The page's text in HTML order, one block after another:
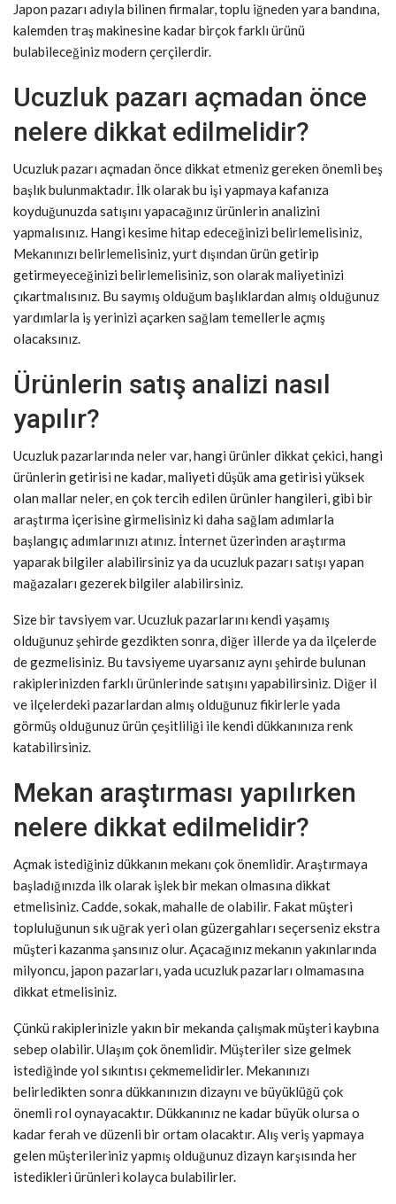
Japon pazarı adıyla bilinen firmalar, toplu iğneden yara bandına,
kalemden traş makinesine kadar birçok farklı ürünü
bulabileceğiniz modern çerçilerdir.
Ucuzluk pazarı açmadan önce
nelere dikkat edilmelidir?
Ucuzluk pazarı açmadan önce dikkat etmeniz gereken önemli beş
başlık bulunmaktadır. İlk olarak bu işi yapmaya kafanıza
koyduğunuzda satışını yapacağınız ürünlerin analizini
yapmalısınız. Hangi kesime hitap edeceğinizi belirlemelisiniz,
Mekanınızı belirlemelisiniz, yurt dışından ürün getirip
getirmeyeceğinizi belirlemelisiniz, son olarak maliyetinizi
çıkartmalısınız. Bu saymış olduğum başlıklardan almış olduğunuz
yardımlarla iş yerinizi açarken sağlam temellerle açmış
olacaksınız.
Ürünlerin satış analizi nasıl
yapılır?
Ucuzluk pazarlarında neler var, hangi ürünler dikkat çekici, hangi
ürünlerin getirisi ne kadar, maliyeti düşük ama getirisi yüksek
olan mallar neler, en çok tercih edilen ürünler hangileri, gibi bir
araştırma içerisine girmelisiniz ki daha sağlam adımlarla
başlangıç adımlarınızı atınız. İnternet üzerinden araştırma
yaparak bilgiler alabilirsiniz ya da ucuzluk pazarı satışı yapan
mağazaları gezerek bilgiler alabilirsiniz.
Size bir tavsiyem var. Ucuzluk pazarlarını kendi yaşamış
olduğunuz şehirde gezdikten sonra, diğer illerde ya da ilçelerde
de gezmelisiniz. Bu tavsiyeme uyarsanız aynı şehirde bulunan
rakiplerinizden farklı ürünlerinde satışını yapabilirsiniz. Diğer il
ve ilçelerdeki pazarlardan almış olduğunuz fikirlerle yada
görmüş olduğunuz ürün çeşitliliği ile kendi dükkanınıza renk
katabilirsiniz.
Mekan araştırması yapılırken
nelere dikkat edilmelidir?
Açmak istediğiniz dükkanın mekanı çok önemlidir. Araştırmaya
başladığınızda ilk olarak işlek bir mekan olmasına dikkat
etmelisiniz. Cadde, sokak, mahalle de olabilir. Fakat müşteri
topluluğunun sık uğrak yeri olan güzergahları seçerseniz ekstra
müşteri kazanma şansınız olur. Açacağınız mekanın yakınlarında
milyoncu, japon pazarları, yada ucuzluk pazarları olmamasına
dikkat etmelisiniz.
Çünkü rakiplerinizle yakın bir mekanda çalışmak müşteri kaybına
sebep olabilir. Ulaşım çok önemlidir. Müşteriler size gelmek
istediğinde yol sıkıntısı çekmemelidirler. Mekanınızı
belirledikten sonra dükkanınızın dizaynı ve büyüklüğü çok
önemli rol oynayacaktır. Dükkanınız ne kadar büyük olursa o
kadar ferah ve düzenli bir ortam olacaktır. Alış veriş yapmaya
gelen müşterileriniz yapmış olduğunuz dizayn karşısında her
istedikleri ürünleri kolayca bulabilirler.